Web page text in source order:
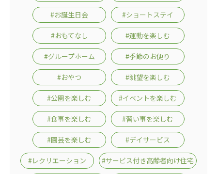
クヴィアン小学校・カンボジア日本友好共生クヴ
ィアン中学校
カンボジア日本友好技術教育センター
NGO共生の家
G-COM JOINT STOCK COMPANY
海外子会社・合弁会社
瀋陽長者会
上海介護施設
広州谷豊園
#お誕生日会 #ショートステイ
#おもてなし #運動を楽しむ
#グループホーム #季節のお便り
#おやつ #眺望を楽しむ
#公園を楽しむ #イベントを楽しむ
#食事を楽しむ #習い事を楽しむ
#園芸を楽しむ #デイサービス
#レクリエーション #サービス付き高齢者向け住宅